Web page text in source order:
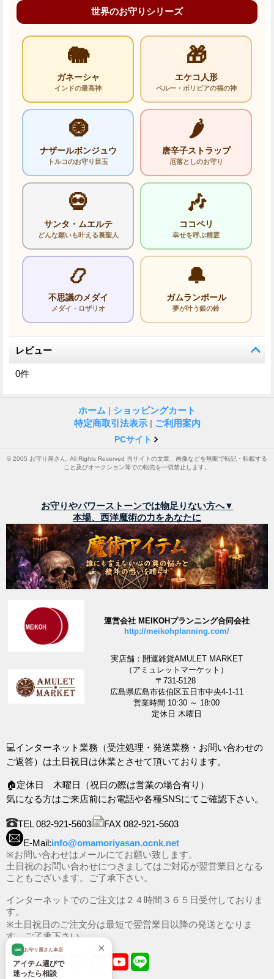
世界のお守りシリーズ
🐘
ガネーシャ
インドの最高神
🎁
エケコ人形
ペルー・ボリビアの福の神
🧿
ナザールボンジュウ
トルコのお守り目玉
🌶️
唐辛子ストラップ
厄落としのお守り
💀
サンタ・ムエルテ
どんな願いも叶える裏聖人
🎶
ココペリ
幸せを呼ぶ精霊
📿
不思議のメダイ
メダイ・ロザリオ
🔔
ガムランボール
夢が叶う銀の鈴
レビュー
0件
ホーム | ショッピングカート
特定商取引法表示 | ご利用案内
PCサイト
© 2005 お守り屋さん. All Rights Reserved 当サイトの文章、画像などを無断で転記・転載する
こと及びオークション等での転売を一切禁止します。
お守りやパワーストーンでは物足りない方へ▼
本場、西洋魔術の力をあなたに
運営会社 MEIKOHプランニング合同会社
http://meikohplanning.com/
実店舗：開運雑貨AMULET MARKET
（アミュレットマーケット）
〒731-5128
広島県広島市佐伯区五日市中央4-1-11
営業時間 10:30 ～ 18:00
定休日 木曜日
💻インターネット業務（受注処理・発送業務・お問い合わせの
ご返答）は土日祝日は休業とさせて頂いております。
🏠定休日 木曜日（祝日の際は営業の場合有り）
気になる方はご来店前にお電話や各種SNSにてご確認下さい。
TEL 082-921-5603
FAX 082-921-5603
E-Mail:info@omamoriyasan.ocnk.net
※お問い合わせはメールにてお願い致します。
土日祝のお問い合わせにつきましてはご対応が翌営業日となる
こともございます。ご了承下さい。
インターネットでのご注文は２４時間３６５日受付しておりま
す。
※土日祝日のご注文分は最短で翌営業日以降の発送となりま
す。ご了承下さい。
×
LINE お守り屋さん本店
アイテム選びで
迷ったら相談